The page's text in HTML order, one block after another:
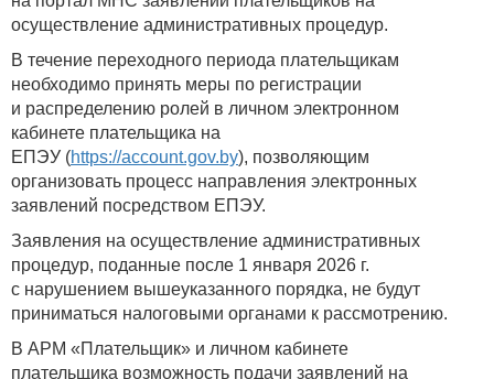
осуществление административных процедур.
В течение переходного периода плательщикам
необходимо принять меры по регистрации
и распределению ролей в личном электронном
кабинете плательщика на
ЕПЭУ (https://account.gov.by), позволяющим
организовать процесс направления электронных
заявлений посредством ЕПЭУ.
Заявления на осуществление административных
процедур, поданные после 1 января 2026 г.
с нарушением вышеуказанного порядка, не будут
приниматься налоговыми органами к рассмотрению.
В АРМ «Плательщик» и личном кабинете
плательщика возможность подачи заявлений на